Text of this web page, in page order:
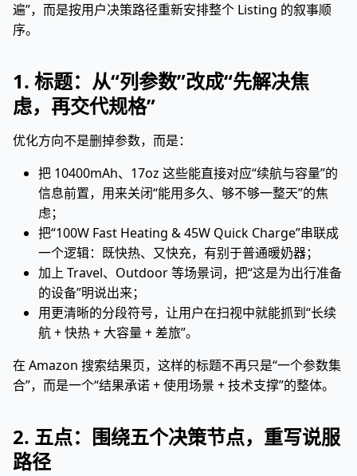
遍”，而是按用户决策路径重新安排整个 Listing 的叙事顺
序。
1. 标题：从“列参数”改成“先解决焦
虑，再交代规格”
优化方向不是删掉参数，而是：
把 10400mAh、17oz 这些能直接对应“续航与容量”的
信息前置，用来关闭“能用多久、够不够一整天”的焦
虑；
把“100W Fast Heating & 45W Quick Charge”串联成
一个逻辑：既快热、又快充，有别于普通暖奶器；
加上 Travel、Outdoor 等场景词，把“这是为出行准备
的设备”明说出来；
用更清晰的分段符号，让用户在扫视中就能抓到“长续
航 + 快热 + 大容量 + 差旅”。
在 Amazon 搜索结果页，这样的标题不再只是“一个参数集
合”，而是一个“结果承诺 + 使用场景 + 技术支撑”的整体。
2. 五点：围绕五个决策节点，重写说服
路径